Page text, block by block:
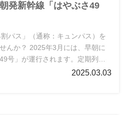
発新幹線「はやぶさ49
パス」（通称：キュンパス）を
んか？ 2025年3月には、早朝に
号」が運行されます。定期列車
行やビジネスにぴったり！本記
2025.03.03